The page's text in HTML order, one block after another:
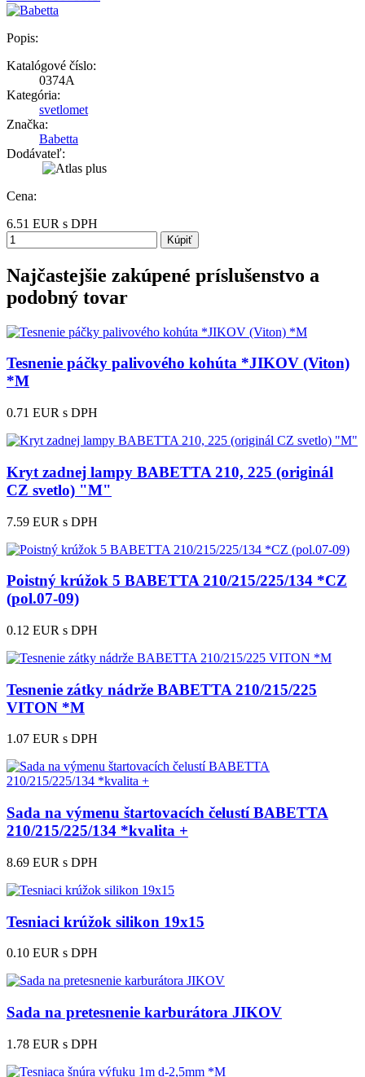
Popis:
Katalógové číslo:
0374A
Kategória:
svetlomet
Značka:
Babetta
Dodávateľ:
Cena:
6.51 EUR s DPH
Kúpiť
Najčastejšie zakúpené príslušenstvo a
podobný tovar
Tesnenie páčky palivového kohúta *JIKOV (Viton)
*M
0.71 EUR s DPH
Kryt zadnej lampy BABETTA 210, 225 (originál
CZ svetlo) "M"
7.59 EUR s DPH
Poistný krúžok 5 BABETTA 210/215/225/134 *CZ
(pol.07-09)
0.12 EUR s DPH
Tesnenie zátky nádrže BABETTA 210/215/225
VITON *M
1.07 EUR s DPH
Sada na výmenu štartovacích čelustí BABETTA
210/215/225/134 *kvalita +
8.69 EUR s DPH
Tesniaci krúžok silikon 19x15
0.10 EUR s DPH
Sada na pretesnenie karburátora JIKOV
1.78 EUR s DPH